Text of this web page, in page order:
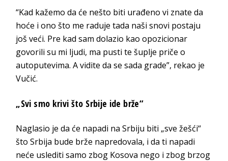
“Kad kažemo da će nešto biti urađeno vi znate da
hoće i ono što me raduje tada naši snovi postaju
još veći. Pre kad sam dolazio kao opozicionar
govorili su mi ljudi, ma pusti te šuplje priče o
autoputevima. A vidite da se sada grade”, rekao je
Vučić.
„Svi smo krivi što Srbije ide brže“
Naglasio je da će napadi na Srbiju biti „sve žešći“
što Srbija bude brže napredovala, i da ti napadi
neće uslediti samo zbog Kosova nego i zbog brzog